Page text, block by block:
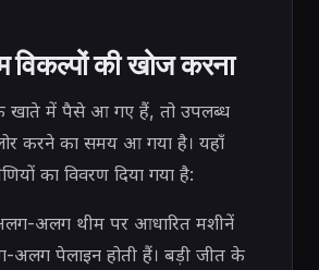
विकल्पों की खोज करना
में पैसे आ गए हैं, तो उपलब्ध
करने का समय आ गया है। यहाँ
का विवरण दिया गया है:
अलग थीम पर आधारित मशीनें
अलग पेलाइन होती हैं। बड़ी जीत के